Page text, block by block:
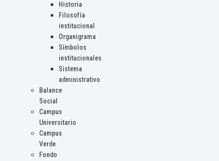
Historia
Filosofía
institucional
Organigrama
Símbolos
institucionales
Sistema
administrativo
Balance
Social
Campus
Universitario
Campus
Verde
Fondo